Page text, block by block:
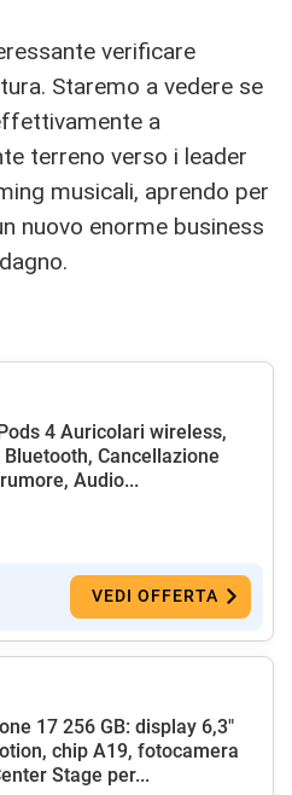
verificare
Staremo a vedere se
a
terreno verso i leader
musicali, aprendo per
nuovo enorme business
4 Auricolari wireless,
Cancellazione
Audio...
VEDI OFFERTA
17 256 GB: display 6,3"
chip A19, fotocamera
Stage per...